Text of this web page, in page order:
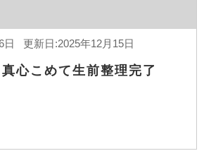
日 更新日:2025年12月15日
心こめて生前整理完了